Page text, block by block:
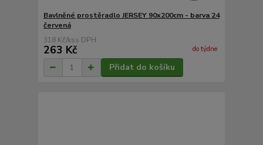
Bavlněné prostěradlo JERSEY 90x200cm - barva 24
červená
318 Kč/ks
263 Kč do týdne
Přidat do košíku